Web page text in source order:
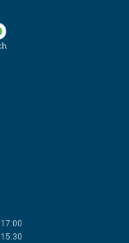
17:00
15:30